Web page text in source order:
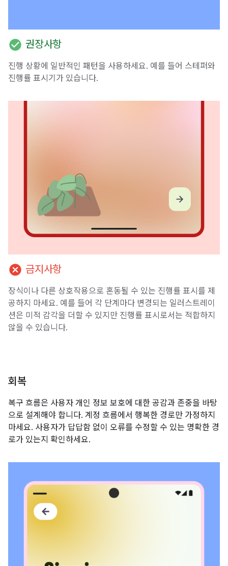
check_circle 권장사항
진행 상황에 일반적인 패턴을 사용하세요. 예를 들어 스테퍼와
진행률 표시기가 있습니다.
cancel 금지사항
장식이나 다른 상호작용으로 혼동될 수 있는 진행률 표시를 제
공하지 마세요. 예를 들어 각 단계마다 변경되는 일러스트레이
션은 미적 감각을 더할 수 있지만 진행률 표시로서는 적합하지
않을 수 있습니다.
회복
복구 흐름은 사용자 개인 정보 보호에 대한 공감과 존중을 바탕
으로 설계해야 합니다. 계정 흐름에서 행복한 경로만 가정하지
마세요. 사용자가 답답함 없이 오류를 수정할 수 있는 명확한 경
로가 있는지 확인하세요.